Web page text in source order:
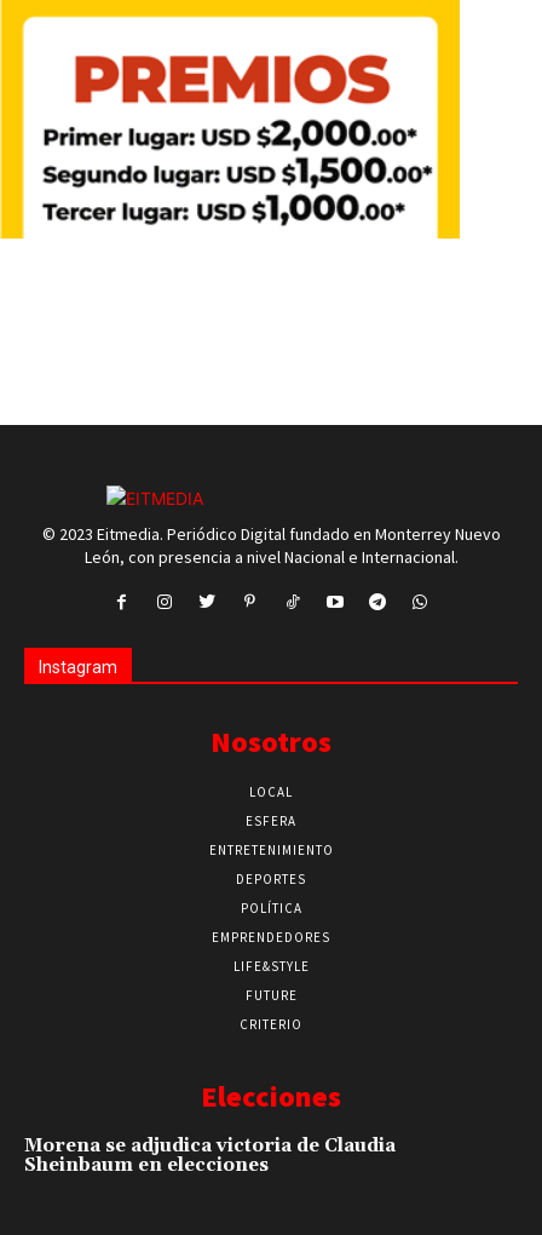
© 2023 Eitmedia. Periódico Digital fundado en Monterrey Nuevo
León, con presencia a nivel Nacional e Internacional.
Instagram
Nosotros
LOCAL
ESFERA
ENTRETENIMIENTO
DEPORTES
POLÍTICA
EMPRENDEDORES
LIFE&STYLE
FUTURE
CRITERIO
Elecciones
Morena se adjudica victoria de Claudia
Sheinbaum en elecciones